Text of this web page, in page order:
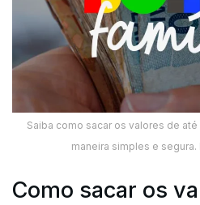
Saiba como sacar os valores de
maneira simples e segura.
Como sacar os